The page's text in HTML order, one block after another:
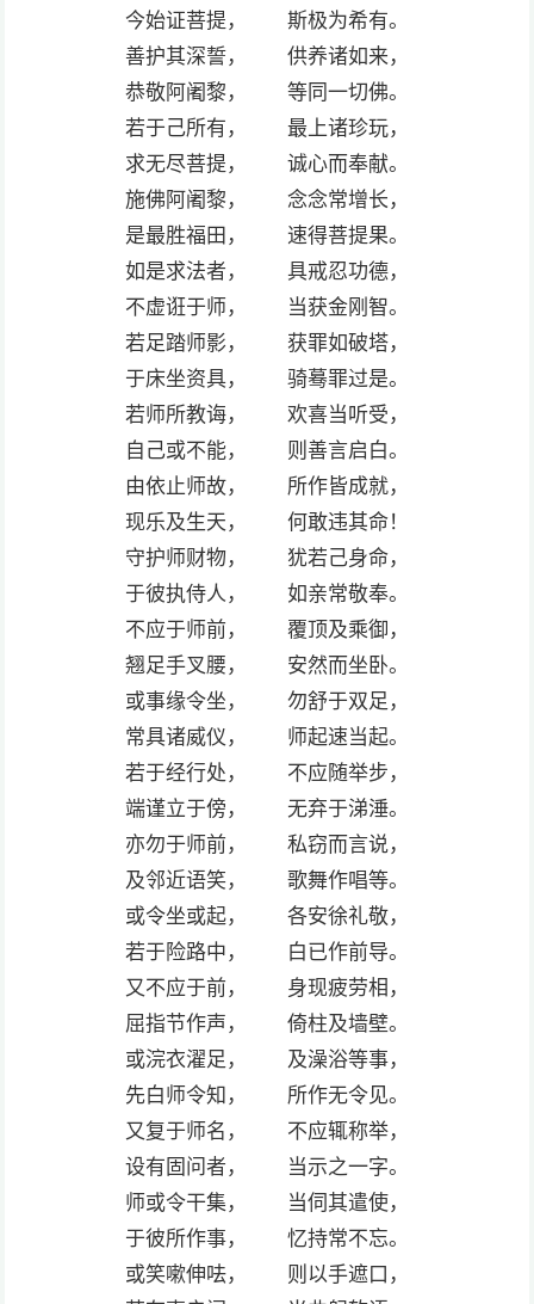
今始证菩提， 斯极为希有。
善护其深誓， 供养诸如来，
恭敬阿阇黎， 等同一切佛。
若于己所有， 最上诸珍玩，
求无尽菩提， 诚心而奉献。
施佛阿阇黎， 念念常增长，
是最胜福田， 速得菩提果。
如是求法者， 具戒忍功德，
不虚诳于师， 当获金刚智。
若足踏师影， 获罪如破塔，
于床坐资具， 骑蓦罪过是。
若师所教诲， 欢喜当听受，
自己或不能， 则善言启白。
由依止师故， 所作皆成就，
现乐及生天， 何敢违其命！
守护师财物， 犹若己身命，
于彼执侍人， 如亲常敬奉。
不应于师前， 覆顶及乘御，
翘足手叉腰， 安然而坐卧。
或事缘令坐， 勿舒于双足，
常具诸威仪， 师起速当起。
若于经行处， 不应随举步，
端谨立于傍， 无弃于涕涶。
亦勿于师前， 私窃而言说，
及邻近语笑， 歌舞作唱等。
或令坐或起， 各安徐礼敬，
若于险路中， 白已作前导。
又不应于前， 身现疲劳相，
屈指节作声， 倚柱及墙壁。
或浣衣濯足， 及澡浴等事，
先白师令知， 所作无令见。
又复于师名， 不应辄称举，
设有固问者， 当示之一字。
师或令干集， 当伺其遣使，
于彼所作事， 忆持常不忘。
或笑嗽伸呿， 则以手遮口，